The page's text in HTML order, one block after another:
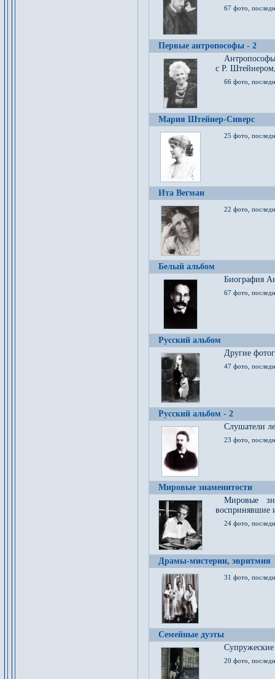
67 фото,
Первые антропософы - 2
с Р.
66 фото,
Мария Штейнер-Сиверс
25 фото,
Ита Вегман
22 фото,
Белый альбом
Биография
67 фото,
Русский альбом
Другие
47 фото,
Русский альбом - 2
Cлушатели
23 фото,
Мировые знаменитости
Мировые
воспринявшие
24 фото,
Драмы-мистерии, эвритмия
31 фото,
Семейные дуэты
20 фото,